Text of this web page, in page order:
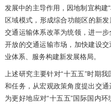
发展中的主导作用，因地制宜构建
区域模式，形成综合功能区的新
交通运输体系改革为统领，进一
开放的交通运输市场，加快建设
业体系、服务构建新发展格局。
上述研究主要针对“十五五”时期
和任务，从宏观政策角度提出交通
为更好地应对“十五五”国际国内